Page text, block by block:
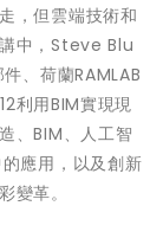
，但雲端技術和
中，Steve Blu
、荷蘭RAMLAB
利用BIM實現現
、BIM、人工智
應用，以及創新
變革。